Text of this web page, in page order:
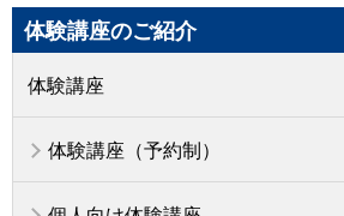
体験講座のご紹介
体験講座
体験講座（予約制）